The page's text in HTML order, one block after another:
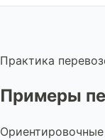
Практика
Примеры